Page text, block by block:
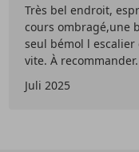
Très bel endroit,
cours ombragé,une
seul bémol l
vite. À recommander.
Juli 2025